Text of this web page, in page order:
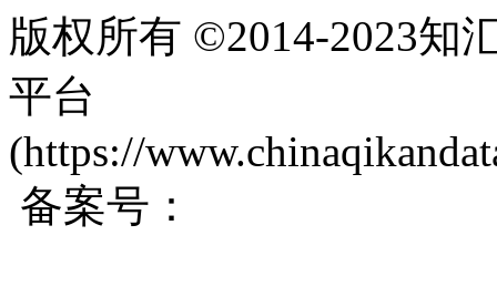
版权所有 ©2014-2023知
平台
(https://
备案号：